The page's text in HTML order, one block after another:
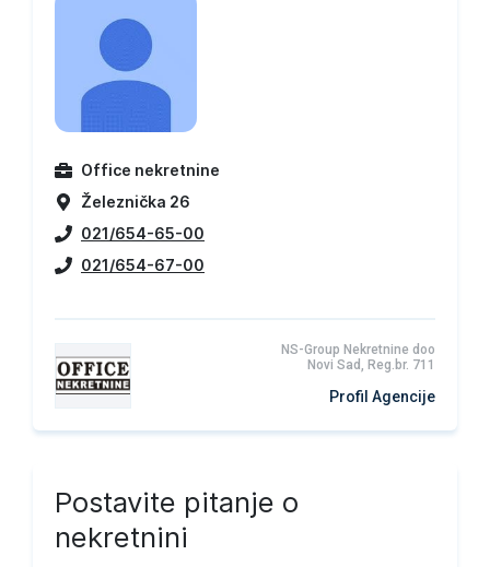
Office nekretnine
Železnička 26
021/654-65-00
021/654-67-00
NS-Group Nekretnine doo
Novi Sad, Reg.br. 711
Profil Agencije
Postavite pitanje o
nekretnini